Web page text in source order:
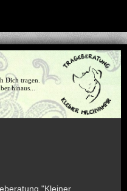
Dich tragen.
hinaus...
"Kleiner